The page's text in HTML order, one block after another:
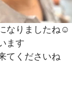
なりましたね☺
ます
てくださいね